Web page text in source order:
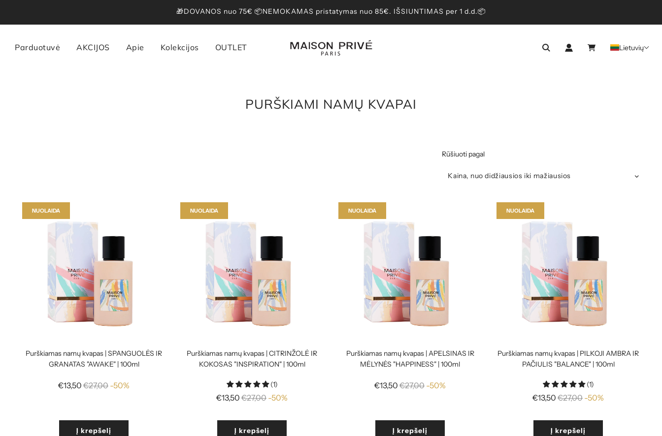
🎁DOVANOS nuo 75€ 📦NEMOKAMAS pristatymas nuo 85€. IŠSIUNTIMAS per 1 d.d.📦
Parduotuvė AKCIJOS Apie Kolekcijos OUTLET Lietuvių
PURŠKIAMI NAMŲ KVAPAI
Rūšiuoti pagal
NUOLAIDA
Purškiamas namų kvapas | SPANGUOLĖS IR
GRANATAS "AWAKE" | 100ml
€13,50 Reguliari
€27,00 -50%
Į krepšelį
NUOLAIDA
Purškiamas namų kvapas | CITRINŽOLĖ IR
KOKOSAS "INSPIRATION" | 100ml
(1)
€13,50 Reguliari
€27,00 -50%
Į krepšelį
NUOLAIDA
Purškiamas namų kvapas | APELSINAS IR
MĖLYNĖS "HAPPINESS" | 100ml
€13,50 Reguliari
€27,00 -50%
Į krepšelį
NUOLAIDA
Purškiamas namų kvapas | PILKOJI AMBRA IR
PAČIULIS "BALANCE" | 100ml
(1)
€13,50 Reguliari
€27,00 -50%
Į krepšelį